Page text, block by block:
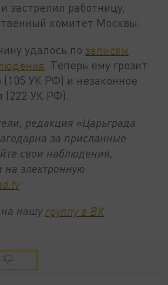
застрелил работницу,
комитет Москвы.
удалось по записям
. Теперь ему грозит
(105 УК РФ) и незаконное
(222 УК РФ).
редакция «Царьграда
за присланные
свои наблюдения,
на электронную
нашу группу в ВК.